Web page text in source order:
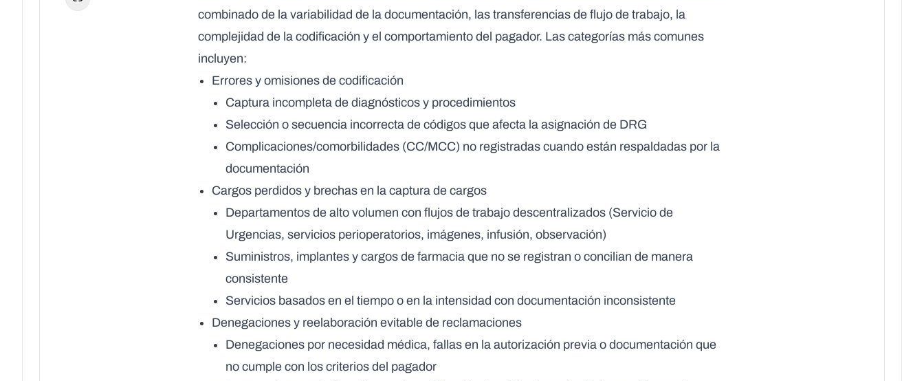
combinado de la variabilidad de la documentación, las transferencias de flujo de trabajo, la
complejidad de la codificación y el comportamiento del pagador. Las categorías más comunes
incluyen:
Errores y omisiones de codificación
Captura incompleta de diagnósticos y procedimientos
Selección o secuencia incorrecta de códigos que afecta la asignación de DRG
Complicaciones/comorbilidades (CC/MCC) no registradas cuando están respaldadas por la
documentación
Cargos perdidos y brechas en la captura de cargos
Departamentos de alto volumen con flujos de trabajo descentralizados (Servicio de
Urgencias, servicios perioperatorios, imágenes, infusión, observación)
Suministros, implantes y cargos de farmacia que no se registran o concilian de manera
consistente
Servicios basados en el tiempo o en la intensidad con documentación inconsistente
Denegaciones y reelaboración evitable de reclamaciones
Denegaciones por necesidad médica, fallas en la autorización previa o documentación que
no cumple con los criterios del pagador